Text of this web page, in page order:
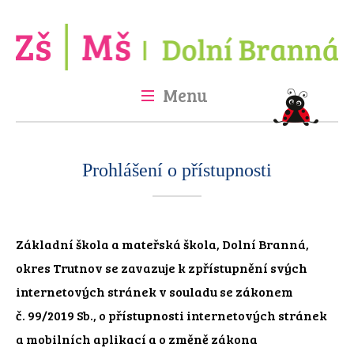
Menu
Úvod Škola Školka
Fotogalerie Projekty
Kontakt GDPR
Prohlášení o přístupnosti
Základní škola a mateřská škola, Dolní Branná,
okres Trutnov se zavazuje k zpřístupnění svých
internetových stránek v souladu se zákonem
č. 99/2019 Sb., o přístupnosti internetových stránek
a mobilních aplikací a o změně zákona